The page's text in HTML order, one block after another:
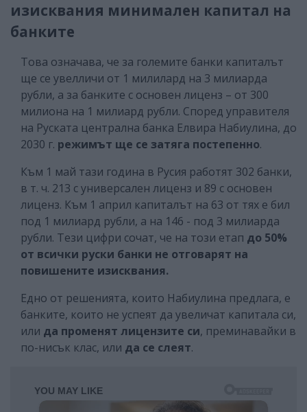
изисквания минимален капитал на
банките
Това означава, че за големите банки капиталът
ще се увелличи от 1 милилард на 3 милиарда
рубли, а за банките с основен лиценз – от 300
милиона на 1 милиард рубли. Според управителя
на Руската централна банка Елвира Набиулина, до
2030 г. режимът ще се затяга постепенно.
Към 1 май тази година в Русия работят 302 банки,
в т. ч. 213 с универсален лиценз и 89 с основен
лиценз. Към 1 април капиталът на 63 от тях е бил
под 1 милиард рубли, а на 146 - под 3 милиарда
рубли. Тези цифри сочат, че на този етап до 50%
от всички руски банки не отговарят на
повишените изисквания.
Едно от решенията, които Набиулина предлага, е
банките, които не успеят да увеличат капитала си,
или да променят лицензите си, преминавайки в
по-нисък клас, или да се слеят.